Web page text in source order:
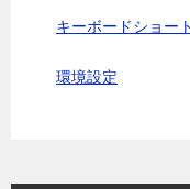
キーボードショー
環境設定